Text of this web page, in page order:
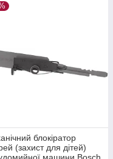
блокіратор
(захист для дітей)